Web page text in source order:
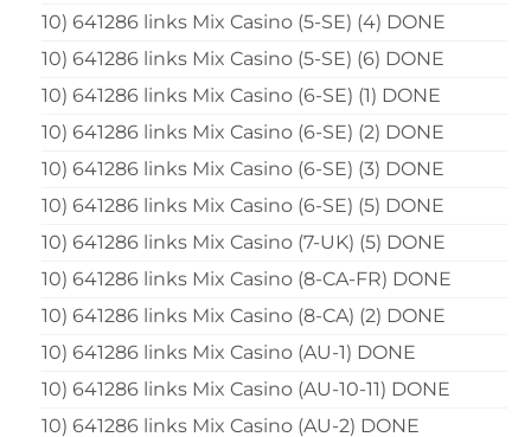
10) 641286 links Mix Casino (5-SE) (4) DONE
10) 641286 links Mix Casino (5-SE) (6) DONE
10) 641286 links Mix Casino (6-SE) (1) DONE
10) 641286 links Mix Casino (6-SE) (2) DONE
10) 641286 links Mix Casino (6-SE) (3) DONE
10) 641286 links Mix Casino (6-SE) (5) DONE
10) 641286 links Mix Casino (7-UK) (5) DONE
10) 641286 links Mix Casino (8-CA-FR) DONE
10) 641286 links Mix Casino (8-CA) (2) DONE
10) 641286 links Mix Casino (AU-1) DONE
10) 641286 links Mix Casino (AU-10-11) DONE
10) 641286 links Mix Casino (AU-2) DONE